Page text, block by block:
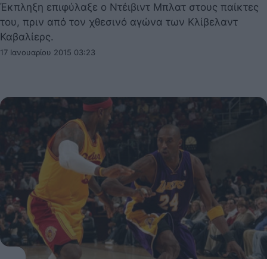
Έκπληξη επιφύλαξε ο Ντέιβιντ Μπλατ στους παίκτες
του, πριν από τον χθεσινό αγώνα των Κλίβελαντ
Καβαλίερς.
17 Ιανουαρίου 2015 03:23